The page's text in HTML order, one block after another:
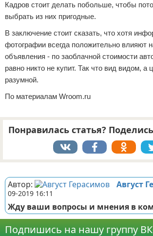
Кадров стоит делать побольше, чтобы
выбрать из них пригодные.
В заключение стоит сказать, что хотя
фотографии всегда положительно влияют
объявления - по заоблачной стоимости
равно никто не купит. Так что вид видом,
разумной.
По материалам Wroom.ru
Понравилась статья?
Автор: Август
09-2019 16:11
Жду ваши вопросы и мнения в
Подпишись на нашу группу